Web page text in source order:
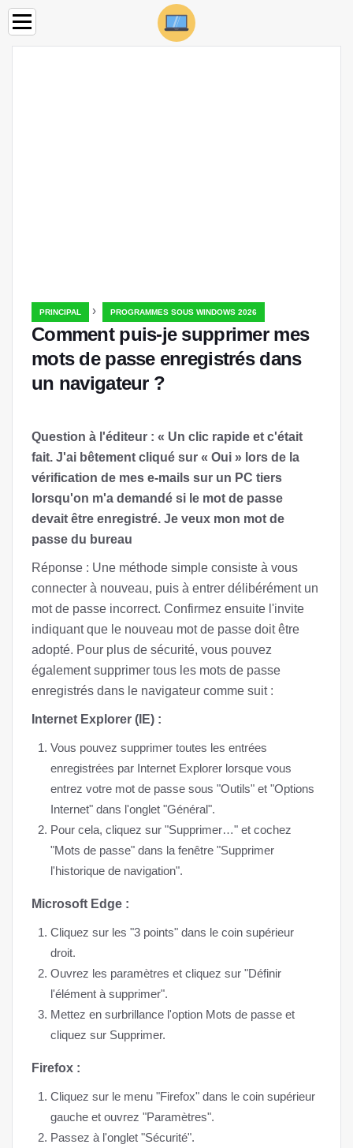
PRINCIPAL › PROGRAMMES SOUS WINDOWS 2026
Comment puis-je supprimer mes
mots de passe enregistrés dans
un navigateur ?
Question à l'éditeur : « Un clic rapide et c'était
fait. J'ai bêtement cliqué sur « Oui » lors de la
vérification de mes e-mails sur un PC tiers
lorsqu'on m'a demandé si le mot de passe
devait être enregistré. Je veux mon mot de
passe du bureau
Réponse : Une méthode simple consiste à vous
connecter à nouveau, puis à entrer délibérément un
mot de passe incorrect. Confirmez ensuite l'invite
indiquant que le nouveau mot de passe doit être
adopté. Pour plus de sécurité, vous pouvez
également supprimer tous les mots de passe
enregistrés dans le navigateur comme suit :
Internet Explorer (IE) :
Vous pouvez supprimer toutes les entrées
enregistrées par Internet Explorer lorsque vous
entrez votre mot de passe sous "Outils" et "Options
Internet" dans l'onglet "Général".
Pour cela, cliquez sur "Supprimer…" et cochez
"Mots de passe" dans la fenêtre "Supprimer
l'historique de navigation".
Microsoft Edge :
Cliquez sur les "3 points" dans le coin supérieur
droit.
Ouvrez les paramètres et cliquez sur "Définir
l'élément à supprimer".
Mettez en surbrillance l'option Mots de passe et
cliquez sur Supprimer.
Firefox :
Cliquez sur le menu "Firefox" dans le coin supérieur
gauche et ouvrez "Paramètres".
Passez à l'onglet "Sécurité".